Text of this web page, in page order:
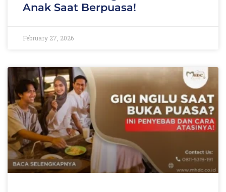
Anak Saat Berpuasa!
February 27, 2026